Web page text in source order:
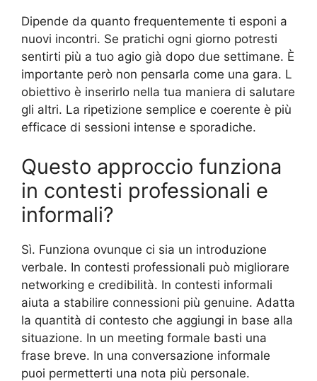
Dipende da quanto frequentemente ti esponi a
nuovi incontri. Se pratichi ogni giorno potresti
sentirti più a tuo agio già dopo due settimane. È
importante però non pensarla come una gara. L
obiettivo è inserirlo nella tua maniera di salutare
gli altri. La ripetizione semplice e coerente è più
efficace di sessioni intense e sporadiche.
Questo approccio funziona
in contesti professionali e
informali?
Sì. Funziona ovunque ci sia un introduzione
verbale. In contesti professionali può migliorare
networking e credibilità. In contesti informali
aiuta a stabilire connessioni più genuine. Adatta
la quantità di contesto che aggiungi in base alla
situazione. In un meeting formale basti una
frase breve. In una conversazione informale
puoi permetterti una nota più personale.